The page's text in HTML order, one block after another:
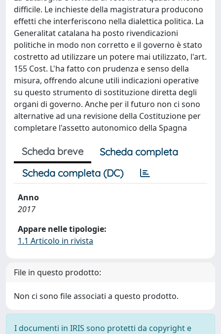
difficile. Le inchieste della magistratura producono
effetti che interferiscono nella dialettica politica. La
Generalitat catalana ha posto rivendicazioni
politiche in modo non corretto e il governo è stato
costretto ad utilizzare un potere mai utilizzato, l'art.
155 Cost. L'ha fatto con prudenza e senso della
misura, offrendo alcune utili indicazioni operative
su questo strumento di sostituzione diretta degli
organi di governo. Anche per il futuro non ci sono
alternative ad una revisione della Costituzione per
completare l'assetto autonomico della Spagna
Scheda breve
Scheda completa
Scheda completa (DC)
Anno
2017
Appare nelle tipologie:
1.1 Articolo in rivista
File in questo prodotto:
Non ci sono file associati a questo prodotto.
I documenti in IRIS sono protetti da copyright e